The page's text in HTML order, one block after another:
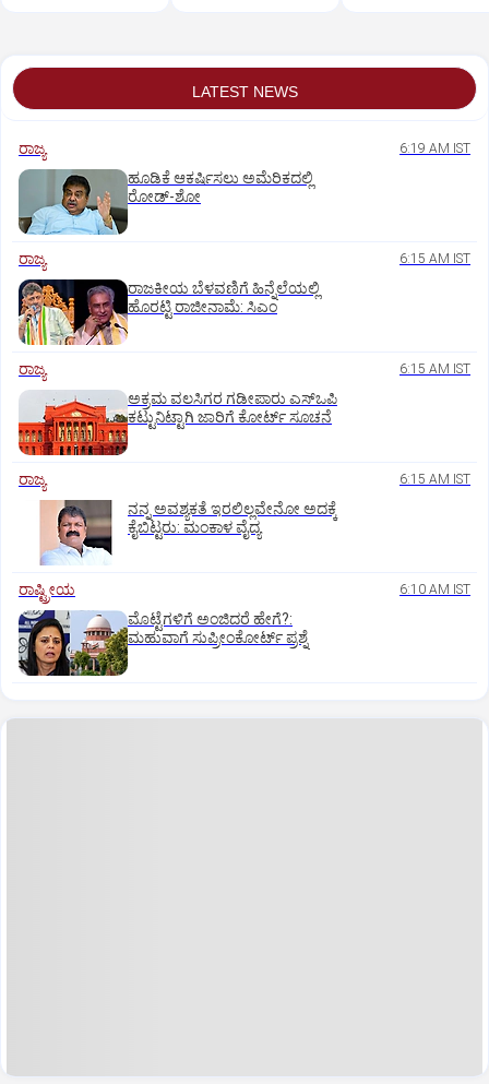
LATEST NEWS
ರಾಜ್ಯ 6:19 AM IST
ಹೂಡಿಕೆ ಆಕರ್ಷಿಸಲು ಅಮೆರಿಕದಲ್ಲಿ
ರೋಡ್‌-ಶೋ
ರಾಜ್ಯ 6:15 AM IST
ರಾಜಕೀಯ ಬೆಳವಣಿಗೆ ಹಿನ್ನೆಲೆಯಲ್ಲಿ
ಹೊರಟ್ಟಿ ರಾಜೀನಾಮೆ: ಸಿಎಂ
ರಾಜ್ಯ 6:15 AM IST
ಅಕ್ರಮ ವಲಸಿಗರ ಗಡೀಪಾರು ಎಸ್ಒಪಿ
ಕಟ್ಟುನಿಟ್ಟಾಗಿ ಜಾರಿಗೆ ಕೋರ್ಟ್‌ ಸೂಚನೆ
ರಾಜ್ಯ 6:15 AM IST
ನನ್ನ ಅವಶ್ಯಕತೆ ಇರಲಿಲ್ಲವೇನೋ ಅದಕ್ಕೆ
ಕೈಬಿಟ್ಟರು: ಮಂಕಾಳ ವೈದ್ಯ
ರಾಷ್ಟ್ರೀಯ 6:10 AM IST
ಮೊಟ್ಟೆಗಳಿಗೆ ಅಂಜಿದರೆ ಹೇಗೆ?:
ಮಹುವಾಗೆ ಸುಪ್ರೀಂಕೋರ್ಟ್ ಪ್ರಶ್ನೆ